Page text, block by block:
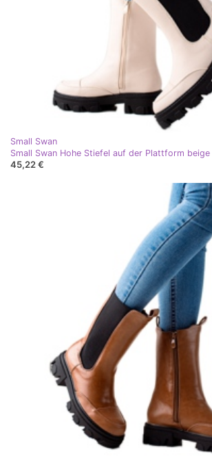
Small Swan
Small Swan Hohe Stiefel auf der Plattform beige
45,22 €